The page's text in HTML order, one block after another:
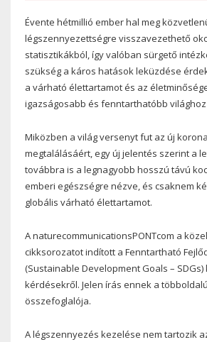
Évente hétmillió ember hal meg
légszennyezettségre visszavezethető
statisztikákból, így valóban sürgető
szükség a káros hatások leküzdése
a várható élettartamot és az
igazságosabb és fenntarthatóbb
Miközben a világ versenyt fut az új
megtalálásáért, egy új jelentés szerint a
továbbra is a legnagyobb hosszú távú
emberi egészségre nézve, és csaknem
globális várható élettartamot.
A naturecommunicationsPONTcom a
cikksorozatot indított a Fenntartható
(Sustainable Development Goals –
kérdésekről. Jelen írás ennek a
összefoglalója.
A légszennyezés kezelése nem tartozik